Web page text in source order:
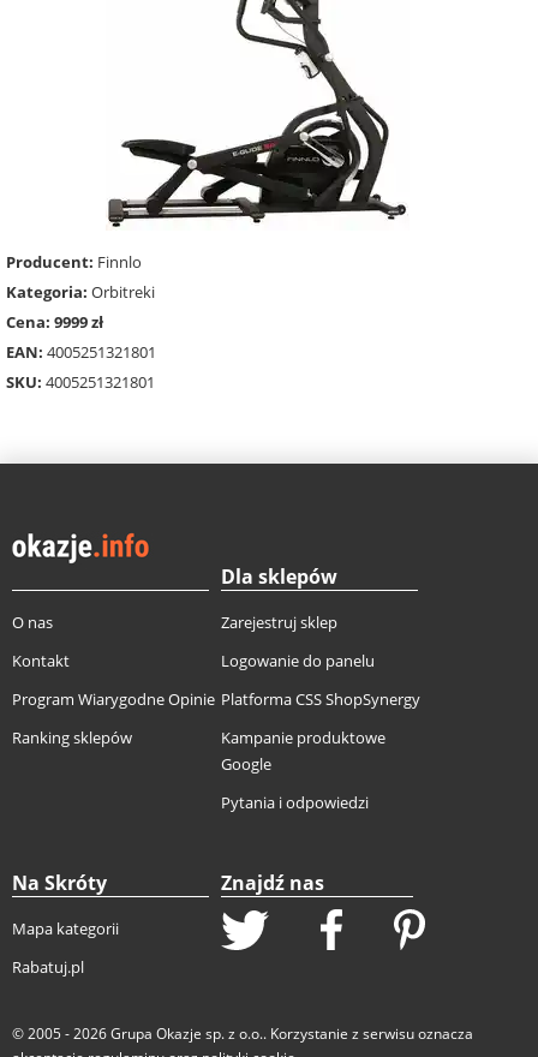
Producent: Finnlo
Kategoria: Orbitreki
Cena: 9999 zł
EAN: 4005251321801
SKU: 4005251321801
O nas
Kontakt
Program Wiarygodne Opinie
Ranking sklepów
Dla sklepów
Zarejestruj sklep
Logowanie do panelu
Platforma CSS ShopSynergy
Kampanie produktowe
Google
Pytania i odpowiedzi
Na Skróty
Mapa kategorii
Rabatuj.pl
Znajdź nas
© 2005 - 2026Grupa Okazje sp. z o.o.. Korzystanie z serwisu oznacza